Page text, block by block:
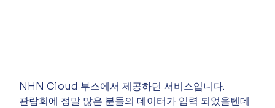
NHN Cloud 부스에서 제공하던 서비스입니다.
관람회에 정말 많은 분들의 데이터가 입력 되었을텐데